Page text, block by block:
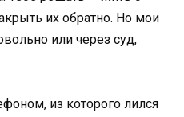
их обратно. Но мои
или через суд,
из которого лился